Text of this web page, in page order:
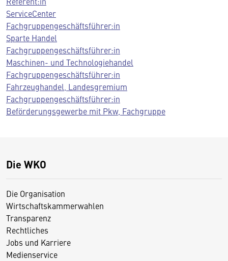
ServiceCenter
Fachgruppengeschäftsführer:in
Sparte Handel
Fachgruppengeschäftsführer:in
Maschinen- und Technologiehandel
Fachgruppengeschäftsführer:in
Fahrzeughandel, Landesgremium
Fachgruppengeschäftsführer:in
Beförderungsgewerbe mit Pkw, Fachgruppe
Die WKO
Die Organisation
Wirtschaftskammerwahlen
Transparenz
Rechtliches
Jobs und Karriere
Medienservice